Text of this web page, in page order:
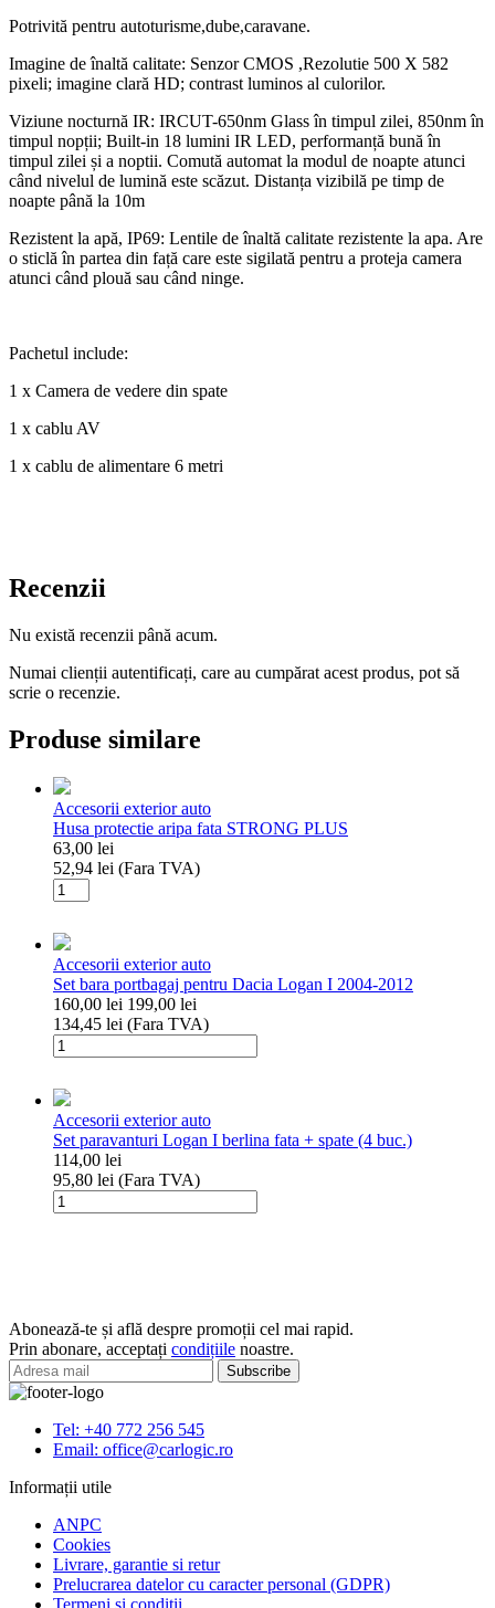
Potrivită pentru autoturisme,dube,caravane.
Imagine de înaltă calitate: Senzor CMOS ,Rezolutie 500 X 582
pixeli; imagine clară HD; contrast luminos al culorilor.
Viziune nocturnă IR: IRCUT-650nm Glass în timpul zilei, 850nm în
timpul nopții; Built-in 18 lumini IR LED, performanță bună în
timpul zilei și a noptii. Comută automat la modul de noapte atunci
când nivelul de lumină este scăzut. Distanța vizibilă pe timp de
noapte până la 10m
Rezistent la apă, IP69: Lentile de înaltă calitate rezistente la apa. Are
o sticlă în partea din față care este sigilată pentru a proteja camera
atunci când plouă sau când ninge.
Pachetul include:
1 x Camera de vedere din spate
1 x cablu AV
1 x cablu de alimentare 6 metri
Recenzii
Nu există recenzii până acum.
Numai clienții autentificați, care au cumpărat acest produs, pot să
scrie o recenzie.
Produse similare
Accesorii exterior auto
Husa protectie aripa fata STRONG PLUS
63,00 lei
52,94 lei (Fara TVA)
Cantitate
Husa
aripa
fata
STRONG
PLUS
Accesorii exterior auto
Set bara portbagaj pentru Dacia Logan I 2004-2012
160,00 lei 199,00 lei
134,45 lei (Fara TVA)
Cantitate
Set
portbagaj
pentru
Dacia
Logan
I
2004-
Accesorii exterior auto
Set paravanturi Logan I berlina fata + spate (4 buc.)
114,00 lei
95,80 lei (Fara TVA)
Cantitate
Set
+
spate
(4
buc.)
Abonează-te și află despre promoții cel mai rapid.
Prin abonare, acceptați condițiile noastre.
Tel: +40 772 256 545
Email: office@carlogic.ro
Informații utile
ANPC
Cookies
Livrare, garantie si retur
Prelucrarea datelor cu caracter personal (GDPR)
Termeni si conditii